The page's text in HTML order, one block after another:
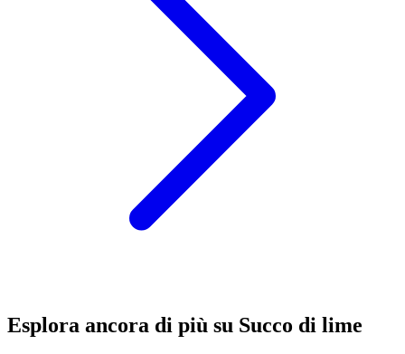
Esplora ancora di più su Succo di lime